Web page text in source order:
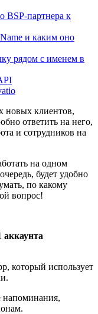
BSP-партнера к
и каким оно
рядом с именем в
новых клиентов,
ответить на него,
и сотрудников на
на одном
будет удобно
по какому
вопрос!
который использует
напоминания,